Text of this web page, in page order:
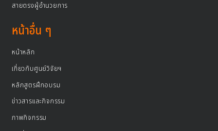
สายตรงผู้อำนวยการ
หน้าอื่น ๆ
หน้าหลัก
เกี่ยวกับศูนย์วิจัยฯ
หลักสูตรฝึกอบรม
ข่าวสารและกิจกรรม
ภาพกิจกรรม